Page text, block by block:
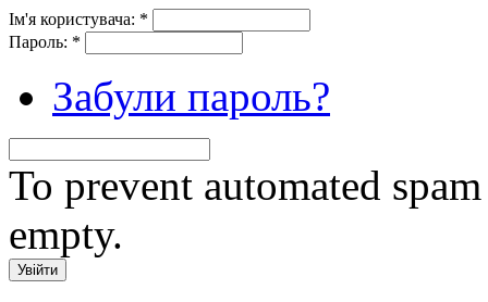
Ім'я користувача: *
Пароль: *
Забули пароль?
To prevent automated
empty.